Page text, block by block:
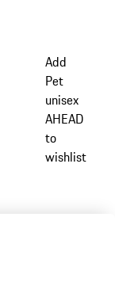
Add
Pet
unisex
AHEAD
to
wishlist